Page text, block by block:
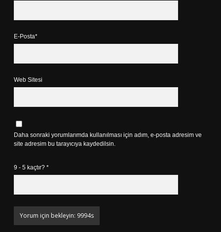
E-Posta*
Web Sitesi
Daha sonraki yorumlarımda kullanılması için adım, e-posta adresim ve
site adresim bu tarayıcıya kaydedilsin.
9 - 5 kaçtır? *